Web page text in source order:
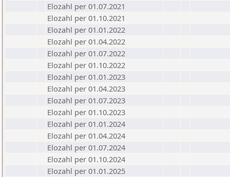
Elozahl per 01.07.2021
Elozahl per 01.10.2021
Elozahl per 01.01.2022
Elozahl per 01.04.2022
Elozahl per 01.07.2022
Elozahl per 01.10.2022
Elozahl per 01.01.2023
Elozahl per 01.04.2023
Elozahl per 01.07.2023
Elozahl per 01.10.2023
Elozahl per 01.01.2024
Elozahl per 01.04.2024
Elozahl per 01.07.2024
Elozahl per 01.10.2024
Elozahl per 01.01.2025